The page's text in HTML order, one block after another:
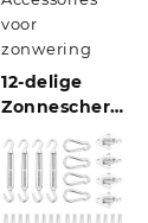
voor
zonwering
12-delige
staal
Quick